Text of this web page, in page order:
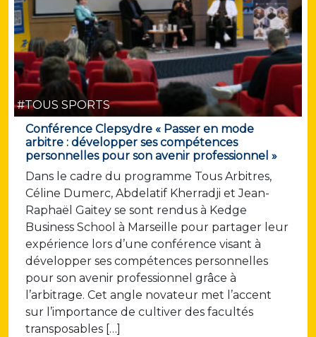
#TOUS SPORTS
Conférence Clepsydre « Passer en mode
arbitre : développer ses compétences
personnelles pour son avenir professionnel »
Dans le cadre du programme Tous Arbitres,
Céline Dumerc, Abdelatif Kherradji et Jean-
Raphaël Gaitey se sont rendus à Kedge
Business School à Marseille pour partager leur
expérience lors d’une conférence visant à
développer ses compétences personnelles
pour son avenir professionnel grâce à
l’arbitrage. Cet angle novateur met l’accent
sur l’importance de cultiver des facultés
transposables […]